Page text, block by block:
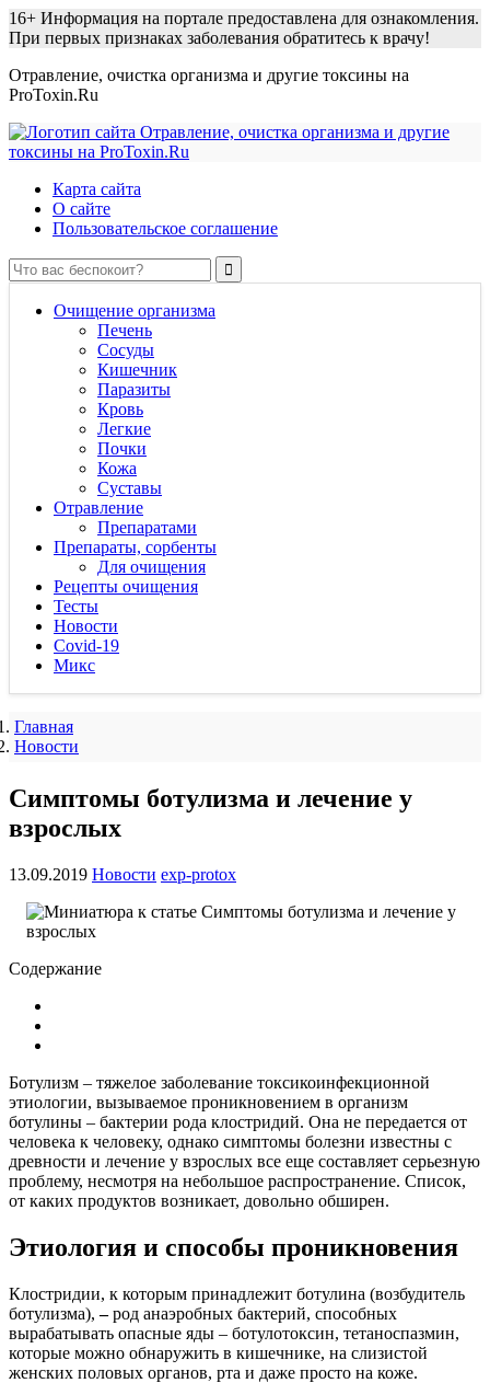
16+ Информация на портале предоставлена для ознакомления.
При первых признаках заболевания обратитесь к врачу!
Отравление, очистка организма и другие токсины на
ProToxin.Ru
Карта сайта
О сайте
Пользовательское соглашение
Очищение организма
Печень
Сосуды
Кишечник
Паразиты
Кровь
Легкие
Почки
Кожа
Суставы
Отравление
Препаратами
Препараты, сорбенты
Для очищения
Рецепты очищения
Тесты
Новости
Covid-19
Микс
Главная
Новости
Симптомы ботулизма и лечение у
взрослых
13.09.2019 Новости exp-protox
Содержание
Ботулизм – тяжелое заболевание токсикоинфекционной
этиологии, вызываемое проникновением в организм
ботулины – бактерии рода клостридий. Она не передается от
человека к человеку, однако симптомы болезни известны с
древности и лечение у взрослых все еще составляет серьезную
проблему, несмотря на небольшое распространение. Список,
от каких продуктов возникает, довольно обширен.
Этиология и способы проникновения
Клостридии, к которым принадлежит ботулина (возбудитель
ботулизма), –род анаэробных бактерий, способных
вырабатывать опасные яды – ботулотоксин, тетаноспазмин,
которые можно обнаружить в кишечнике, на слизистой
женских половых органов, рта и даже просто на коже.